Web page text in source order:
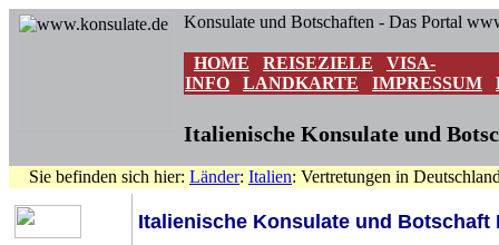
Konsulate und Botschaften - Das Portal
HOME REISEZIELE
VISA-
INFO
LANDKARTE IMPRESSUM
Italienische Konsulate und
Sie befinden sich hier: Länder: Italien: Vertretungen in
Italienische Konsulate und Botschaft